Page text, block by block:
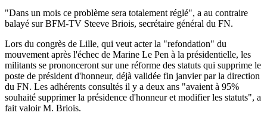
"Dans un mois ce problème sera totalement réglé", a au contraire
balayé sur BFM-TV Steeve Briois, secrétaire général du FN.
Lors du congrès de Lille, qui veut acter la "refondation" du
mouvement après l'échec de Marine Le Pen à la présidentielle, les
militants se prononceront sur une réforme des statuts qui supprime le
poste de président d'honneur, déjà validée fin janvier par la direction
du FN. Les adhérents consultés il y a deux ans "avaient à 95%
souhaité supprimer la présidence d'honneur et modifier les statuts", a
fait valoir M. Briois.